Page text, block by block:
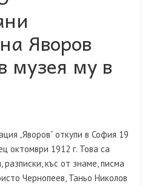
Яворов
музея му в
„Яворов“ откупи в София 19
октомври 1912 г. Това са
къс от знаме, писма
Чернопеев, Таньо Николов